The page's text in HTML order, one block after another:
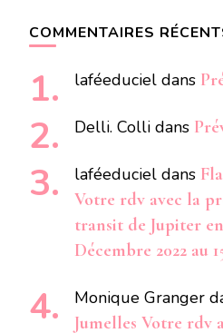
COMMENTAIRES
laféeduciel dans
Delli. Colli dans
laféeduciel dans
Votre rdv avec la
transit de Jupiter
Décembre 2022 au
Monique Granger
Jumelles Votre rdv